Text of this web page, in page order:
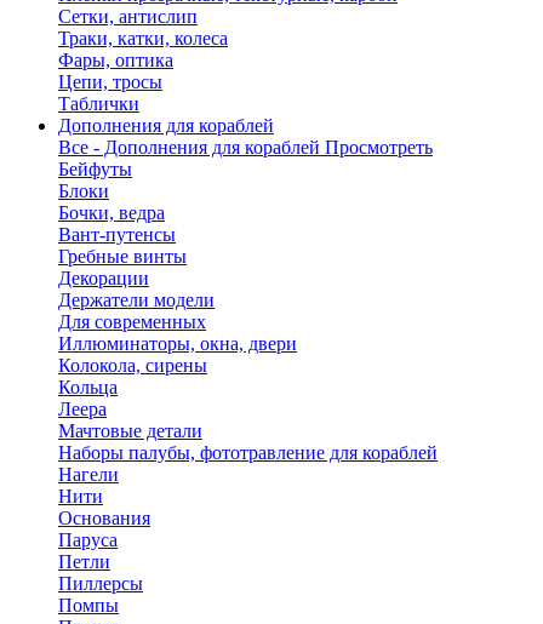
Сетки, антислип
Траки, катки, колеса
Фары, оптика
Цепи, тросы
Таблички
Дополнения для кораблей
Все - Дополнения для кораблей Просмотреть
Бейфуты
Блоки
Бочки, ведра
Вант-путенсы
Гребные винты
Декорации
Держатели модели
Для современных
Иллюминаторы, окна, двери
Колокола, сирены
Кольца
Леера
Мачтовые детали
Наборы палубы, фототравление для кораблей
Нагели
Нити
Основания
Паруса
Петли
Пиллерсы
Помпы